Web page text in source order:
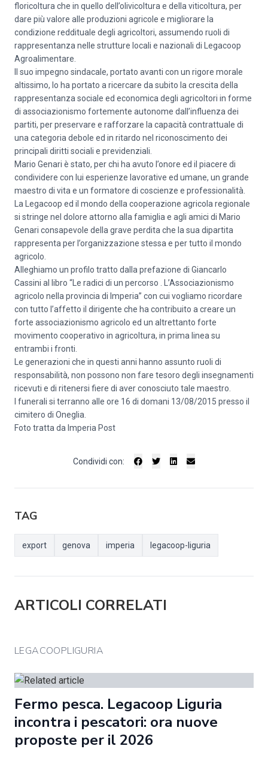
floricoltura che in quello dell’olivicoltura e della viticoltura, per
dare più valore alle produzioni agricole e migliorare la
condizione reddituale degli agricoltori, assumendo ruoli di
rappresentanza nelle strutture locali e nazionali di Legacoop
Agroalimentare.
Il suo impegno sindacale, portato avanti con un rigore morale
altissimo, lo ha portato a ricercare da subito la crescita della
rappresentanza sociale ed economica degli agricoltori in forme
di associazionismo fortemente autonome dall’influenza dei
partiti, per preservare e rafforzare la capacità contrattuale di
una categoria debole ed in ritardo nel riconoscimento dei
principali diritti sociali e previdenziali.
Mario Genari è stato, per chi ha avuto l’onore ed il piacere di
condividere con lui esperienze lavorative ed umane, un grande
maestro di vita e un formatore di coscienze e professionalità.
La Legacoop ed il mondo della cooperazione agricola regionale
si stringe nel dolore attorno alla famiglia e agli amici di Mario
Genari consapevole della grave perdita che la sua dipartita
rappresenta per l’organizzazione stessa e per tutto il mondo
agricolo.
Alleghiamo un profilo tratto dalla prefazione di Giancarlo
Cassini al libro “Le radici di un percorso . L’Associazionismo
agricolo nella provincia di Imperia” con cui vogliamo ricordare
con tutto l’affetto il dirigente che ha contribuito a creare un
forte associazionismo agricolo ed un altrettanto forte
movimento cooperativo in agricoltura, in prima linea su
entrambi i fronti.
Le generazioni che in questi anni hanno assunto ruoli di
responsabilità, non possono non fare tesoro degli insegnamenti
ricevuti e di ritenersi fiere di aver conosciuto tale maestro.
I funerali si terranno alle ore 16 di domani 13/08/2015 presso il
cimitero di Oneglia.
Foto tratta da Imperia Post
Condividi con:
TAG
export genova imperia legacoop-liguria
ARTICOLI CORRELATI
LEGACOOPLIGURIA
Fermo pesca. Legacoop Liguria
incontra i pescatori: ora nuove
proposte per il 2026